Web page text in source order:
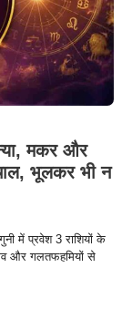
मकर और
भूलकर भी न
में प्रवेश 3 राशियों के
और गलतफहमियों से